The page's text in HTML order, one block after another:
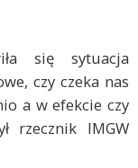
się sytuacja
czy czeka nas
a w efekcie czy
rzecznik IMGW